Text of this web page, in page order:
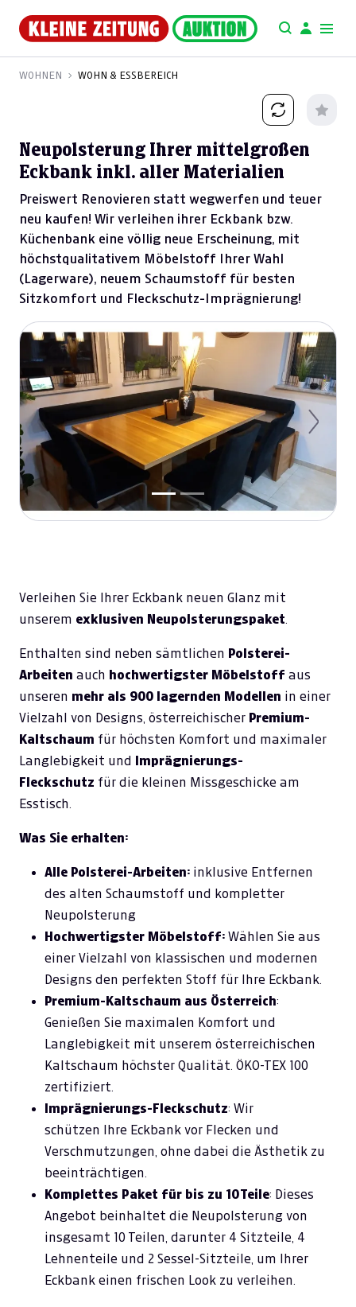
WOHNEN WOHN & ESSBEREICH
Neupolsterung Ihrer mittelgroßen
Eckbank inkl. aller Materialien
Preiswert Renovieren statt wegwerfen und teuer
neu kaufen! Wir verleihen ihrer Eckbank bzw.
Küchenbank eine völlig neue Erscheinung, mit
höchstqualitativem Möbelstoff Ihrer Wahl
(Lagerware), neuem Schaumstoff für besten
Sitzkomfort und Fleckschutz-Imprägnierung!
Previous Next
Verleihen Sie Ihrer Eckbank neuen Glanz mit
unserem exklusiven Neupolsterungspaket
Enthalten sind neben sämtlichen Polsterei-
Arbeiten auch hochwertigster Möbelstoff aus
unseren mehr als 900 lagernden Modellen in einer
Vielzahl von Designs, österreichischer Premium-
Kaltschaum für höchsten Komfort und maximaler
Langlebigkeit und
Imprägnierungs-
Fleckschutz für die kleinen Missgeschicke am
Esstisch.
Was Sie erhalten:
Alle Polsterei-Arbeiten: inklusive Entfernen
des alten Schaumstoff und kompletter
Neupolsterung
Hochwertigster Möbelstoff: Wählen Sie aus
einer Vielzahl von klassischen und modernen
Designs den perfekten Stoff für Ihre Eckbank.
Premium-Kaltschaum aus Österreich:
Genießen Sie maximalen Komfort und
Langlebigkeit mit unserem österreichischen
Kaltschaum höchster Qualität. ÖKO-TEX 100
zertifiziert.
Imprägnierungs-Fleckschutz: Wir
schützen Ihre Eckbank vor Flecken und
Verschmutzungen, ohne dabei die Ästhetik zu
beeinträchtigen.
Komplettes Paket für bis zu 10 Teile: Dieses
Angebot beinhaltet die Neupolsterung von
insgesamt 10 Teilen, darunter 4 Sitzteile, 4
Lehnenteile und 2 Sessel-Sitzteile, um Ihrer
Eckbank einen frischen Look zu verleihen.